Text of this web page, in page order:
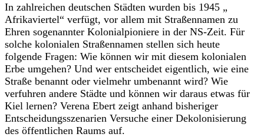
In zahlreichen deutschen Städten wurden bis 1945 „
Afrikaviertel“ verfügt, vor allem mit Straßennamen zu
Ehren sogenannter Kolonialpioniere in der NS-Zeit. Für
solche kolonialen Straßennamen stellen sich heute
folgende Fragen: Wie können wir mit diesem kolonialen
Erbe umgehen? Und wer entscheidet eigentlich, wie eine
Straße benannt oder vielmehr umbenannt wird? Wie
verfuhren andere Städte und können wir daraus etwas für
Kiel lernen? Verena Ebert zeigt anhand bisheriger
Entscheidungsszenarien Versuche einer Dekolonisierung
des öffentlichen Raums auf.